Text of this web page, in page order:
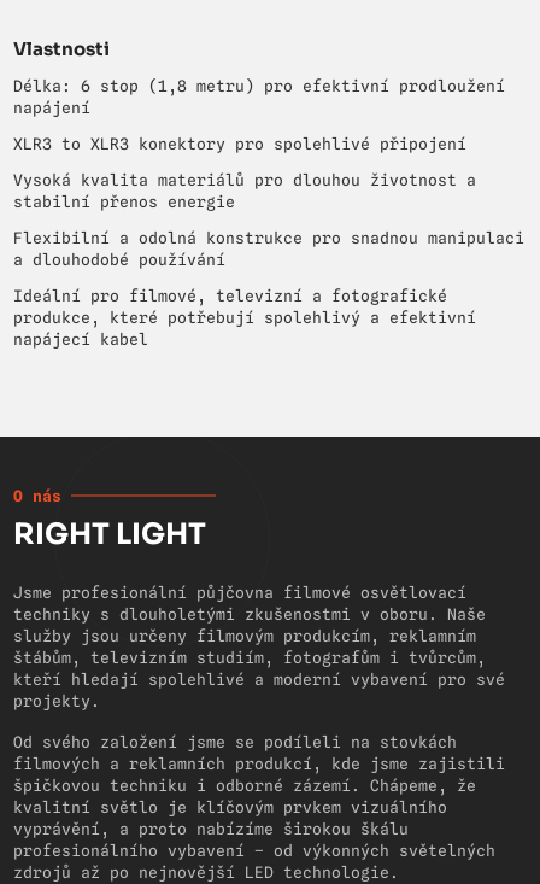
Vlastnosti
Délka: 6 stop (1,8 metru) pro efektivní prodloužení
napájení
XLR3 to XLR3 konektory pro spolehlivé připojení
Vysoká kvalita materiálů pro dlouhou životnost a
stabilní přenos energie
Flexibilní a odolná konstrukce pro snadnou manipulaci
a dlouhodobé používání
Ideální pro filmové, televizní a fotografické
produkce, které potřebují spolehlivý a efektivní
napájecí kabel
O nás
RIGHT LIGHT
Jsme profesionální půjčovna filmové osvětlovací
techniky s dlouholetými zkušenostmi v oboru. Naše
služby jsou určeny filmovým produkcím, reklamním
štábům, televizním studiím, fotografům i tvůrcům,
kteří hledají spolehlivé a moderní vybavení pro své
projekty.
Od svého založení jsme se podíleli na stovkách
filmových a reklamních produkcí, kde jsme zajistili
špičkovou techniku i odborné zázemí. Chápeme, že
kvalitní světlo je klíčovým prvkem vizuálního
vyprávění, a proto nabízíme širokou škálu
profesionálního vybavení – od výkonných světelných
zdrojů až po nejnovější LED technologie.